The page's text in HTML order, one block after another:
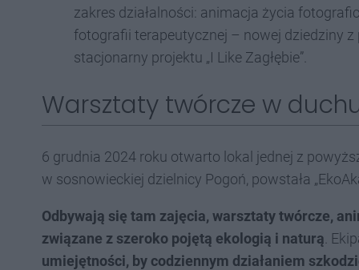
zakres działalności: animacja życia
fotografii terapeutycznej – nowej dziedziny
stacjonarny projektu „I Like Zagłębie”.
Warsztaty twórcze w
6 grudnia 2024 roku otwarto lokal jednej z
w sosnowieckiej dzielnicy Pogoń, powstała
Odbywają się tam zajęcia, warsztaty twórcze,
związane z szeroko pojętą ekologią i naturą .
umiejętności, by codziennym działaniem